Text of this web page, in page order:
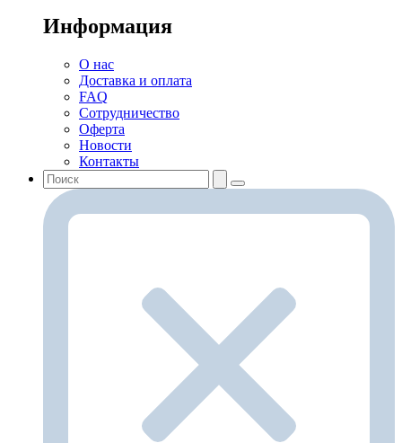
Информация
О нас
Доставка и оплата
FAQ
Сотрудничество
Оферта
Новости
Контакты